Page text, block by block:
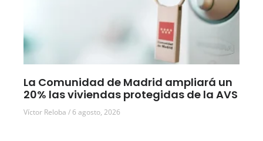
La Comunidad de Madrid ampliará un
20% las viviendas protegidas de la AVS
Víctor Reloba 6 agosto, 2026